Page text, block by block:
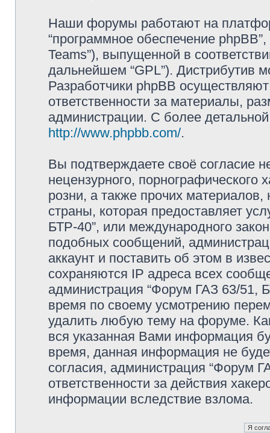
Наши форумы работают на
“программное обеспечение
Teams”), выпущенной в
дальнейшем “GPL”). Дистрибутив
Разработчики phpBB
ответственности за материалы,
администрации. С более
http://www.phpbb.com/.
Вы подтверждаете своё согласие
нецензурного, порнографического
розни, а также прочих
страны, которая предоставляет
БТР-40”, или международного
подобных сообщений,
аккаунт и поставить об этом в
сохраняются IP адреса всех
администрация “Форум ГАЗ 63/51,
время по своему усмотрению
удалить любую тему на форуме.
вся указанная Вами информация
время, данная информация не
согласия, администрация “Форум
ответственности за действия
информации вследствие взлома.